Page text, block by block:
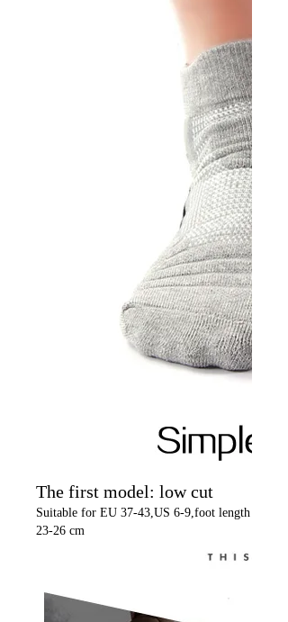
The first model: low cut
Suitable for EU 37-43,US 6-9,foot length
23-26 cm